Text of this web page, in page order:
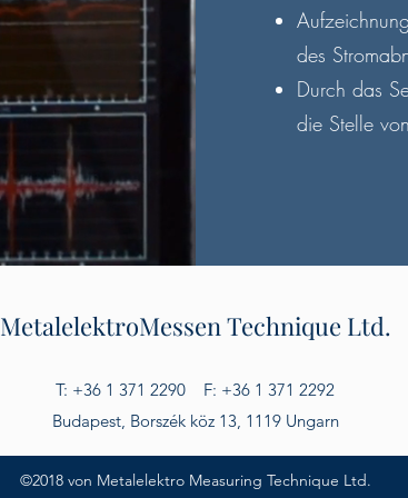
des
Durch das
die Stelle
MetalelektroMessen Technique Ltd.
T: +36 1 371 2290 F: +36 1 371 2292
Budapest, Borszék köz 13, 1119 Ungarn
©2018 von Metalelektro Measuring Technique Ltd.